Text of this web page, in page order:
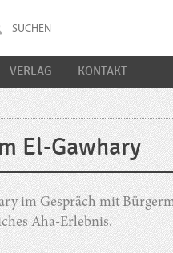
VERLAG KONTAKT
El-Gawhary
im Gespräch mit
Aha-Erlebnis.